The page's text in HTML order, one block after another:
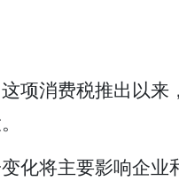
项消费税推出以来
化将主要影响企业